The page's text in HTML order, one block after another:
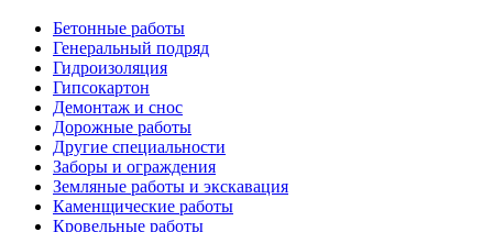
Бетонные работы
Генеральный подряд
Гидроизоляция
Гипсокартон
Демонтаж и снос
Дорожные работы
Другие специальности
Заборы и ограждения
Земляные работы и экскавация
Каменщические работы
Кровельные работы